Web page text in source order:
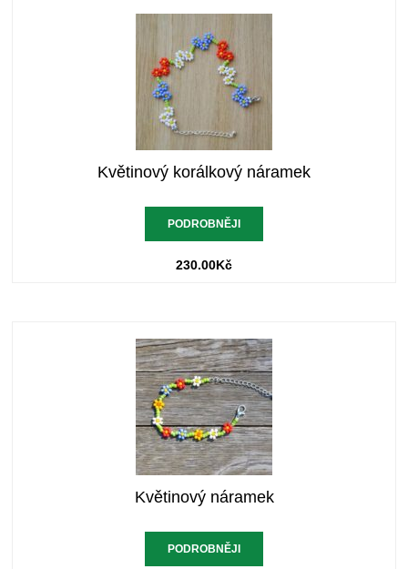
Květinový korálkový náramek
PODROBNĚJI
230.00Kč
Květinový náramek
PODROBNĚJI